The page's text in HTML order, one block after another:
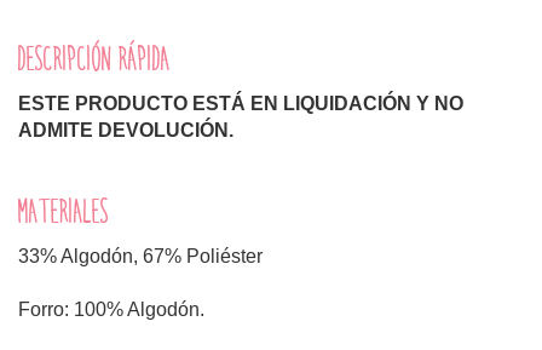
DESCRIPCIÓN RÁPIDA
ESTE PRODUCTO ESTÁ EN LIQUIDACIÓN Y NO
ADMITE DEVOLUCIÓN.
MATERIALES
33% Algodón, 67% Poliéster
Forro: 100% Algodón.